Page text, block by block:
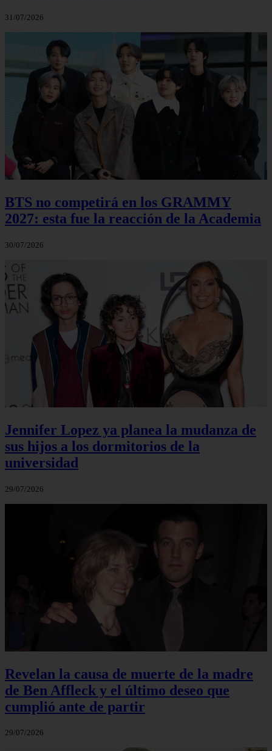
31/07/2026
BTS no competirá en los GRAMMY
2027: esta fue la reacción de la Academia
30/07/2026
Jennifer Lopez ya planea la mudanza de
sus hijos a los dormitorios de la
universidad
29/07/2026
Revelan la causa de muerte de la madre
de Ben Affleck y el último deseo que
cumplió ante de partir
29/07/2026